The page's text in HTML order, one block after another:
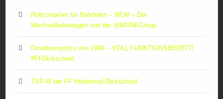
Rollcontainer für Behörden – WLW – Der
Wechselladerwagen von der ‪@MUNKGroup‬
Omnibusspritze von 1906 – VOLL FUNKTIONSBEREIT!
#FFDickschied
TSF-W der FF Heidenrod-Dickschied